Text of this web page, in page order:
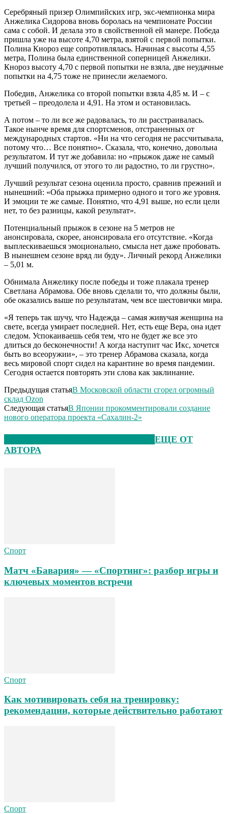
Серебряный призер Олимпийских игр, экс-чемпионка мира
Анжелика Сидорова вновь боролась на чемпионате России
сама с собой. И делала это в свойственной ей манере. Победа
пришла уже на высоте 4,70 метра, взятой с первой попытки.
Полина Кнороз еще сопротивлялась. Начиная с высоты 4,55
метра, Полина была единственной соперницей Анжелики.
Кнороз высоту 4,70 с первой попытки не взяла, две неудачные
попытки на 4,75 тоже не принесли желаемого.
Победив, Анжелика со второй попытки взяла 4,85 м. И – с
третьей – преодолела и 4,91. На этом и остановилась.
А потом – то ли все же радовалась, то ли расстраивалась.
Такое нынче время для спортсменов, отстраненных от
международных стартов. «Ни на что сегодня не рассчитывала,
потому что… Все понятно». Сказала, что, конечно, довольна
результатом. И тут же добавила: но «прыжок даже не самый
лучший получился, от этого то ли радостно, то ли грустно».
Лучший результат сезона оценила просто, сравнив прежний и
нынешний: «Оба прыжка примерно одного и того же уровня.
И эмоции те же самые. Понятно, что 4,91 выше, но если цели
нет, то без разницы, какой результат».
Потенциальный прыжок в сезоне на 5 метров не
анонсировала, скорее, анонсировала его отсутствие. «Когда
выплескиваешься эмоционально, смысла нет даже пробовать.
В нынешнем сезоне вряд ли буду». Личный рекорд Анжелики
– 5,01 м.
Обнимала Анжелику после победы и тоже плакала тренер
Светлана Абрамова. Обе вновь сделали то, что должны были,
обе оказались выше по результатам, чем все шестовички мира.
«Я теперь так шучу, что Надежда – самая живучая женщина на
свете, всегда умирает последней. Нет, есть еще Вера, она идет
следом. Успокаиваешь себя тем, что не будет же все это
длиться до бесконечности! А когда наступит час Икс, хочется
быть во всеоружии», – это тренер Абрамова сказала, когда
весь мировой спорт сидел на карантине во время пандемии.
Сегодня остается повторять эти слова как заклинание.
Предыдущая статьяВ Московской области сгорел огромный
склад Ozon
Следующая статьяВ Японии прокомментировали создание
нового оператора проекта «Сахалин-2»
ЕЩЕ ОТ
АВТОРА
Спорт
Матч «Бавария» — «Спортинг»: разбор игры и
ключевых моментов встречи
Спорт
Как мотивировать себя на тренировку:
рекомендации, которые действительно работают
Спорт